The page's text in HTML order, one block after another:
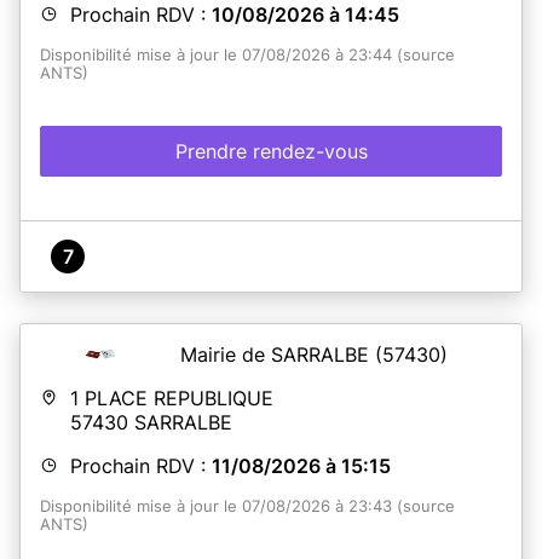
Prochain RDV : 10/08/2026 à 14:45
Disponibilité mise à jour le 07/08/2026 à 23:44 (source
ANTS)
Prendre rendez-vous
7
Mairie de SARRALBE (57430)
1 PLACE REPUBLIQUE
57430 SARRALBE
Prochain RDV : 11/08/2026 à 15:15
Disponibilité mise à jour le 07/08/2026 à 23:43 (source
ANTS)